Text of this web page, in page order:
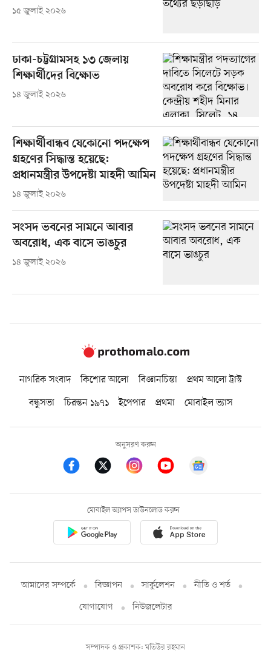
১৫ জুলাই ২০২৬
ঢাকা-চট্টগ্রামসহ ১৩ জেলায়
শিক্ষার্থীদের বিক্ষোভ
১৪ জুলাই ২০২৬
শিক্ষার্থীবান্ধব যেকোনো পদক্ষেপ
গ্রহণের সিদ্ধান্ত হয়েছে:
প্রধানমন্ত্রীর উপদেষ্টা মাহদী আমিন
১৪ জুলাই ২০২৬
সংসদ ভবনের সামনে আবার
অবরোধ, এক বাসে ভাঙচুর
১৪ জুলাই ২০২৬
নাগরিক সংবাদ কিশোর আলো বিজ্ঞানচিন্তা
প্রথম আলো ট্রাস্ট
বন্ধুসভা
চিরন্তন ১৯৭১ ইপেপার প্রথমা মোবাইল ভ্যাস
অনুসরণ করুন
মোবাইল অ্যাপস ডাউনলোড করুন
আমাদের সম্পর্কে বিজ্ঞাপন সার্কুলেশন
নীতি ও শর্ত
যোগাযোগ
নিউজলেটার
সম্পাদক ও প্রকাশক: মতিউর রহমান